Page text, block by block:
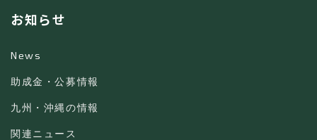
お知らせ
News
助成金・公募情報
九州・沖縄の情報
関連ニュース